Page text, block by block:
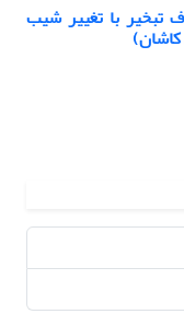
با تغییر شیب